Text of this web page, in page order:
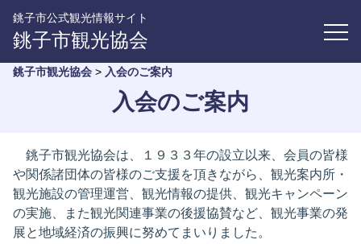
銚子市公式観光情報サイト
銚子市観光協会
銚子市観光協会 > 入会のご案内
入会のご案内
銚子市観光協会は、１９３３年の設立以来、会員の皆様
や関係諸団体の皆様のご支援を頂きながら、観光案内所・
観光施設の管理運営、観光情報の提供、観光キャンペーン
の実施、また観光関連事業の後援協賛など、観光事業の発
展と地域経済の振興に努めてまいりました。